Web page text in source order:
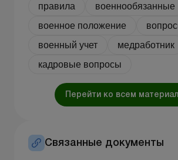
правила
военнообязанные
военное положение
военный учет
медработник
кадровые вопросы
Перейти ко всем
Связанные документы